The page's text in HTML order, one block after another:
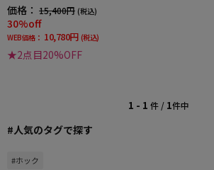
価格： 15,400円 (税込)
30%off
WEB価格： 10,780円 (税込)
★2点目20%OFF
1 - 1 件 / 1件中
#人気のタグで探す
#ホック